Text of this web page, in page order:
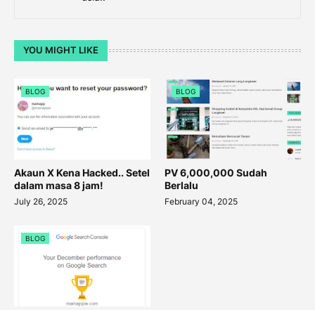
YOU MIGHT LIKE
BLOG
Akaun X Kena Hacked.. Setel
dalam masa 8 jam!
July 26, 2025
BLOG
PV 6,000,000 Sudah
Berlalu
February 04, 2025
BLOG